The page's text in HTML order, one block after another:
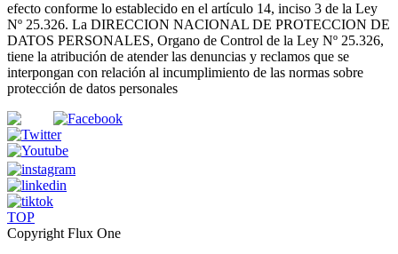
efecto conforme lo establecido en el artículo 14, inciso 3 de la Ley
Nº 25.326. La DIRECCION NACIONAL DE PROTECCION DE
DATOS PERSONALES, Organo de Control de la Ley Nº 25.326,
tiene la atribución de atender las denuncias y reclamos que se
interpongan con relación al incumplimiento de las normas sobre
protección de datos personales
TOP
Copyright Flux One